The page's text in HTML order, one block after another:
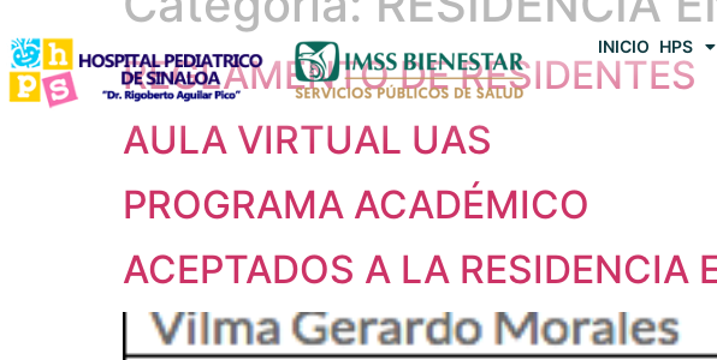
INICIO HPS
REGLAMENTO DE RESIDENTES
AULA VIRTUAL UAS
PROGRAMA ACADÉMICO
ACEPTADOS A LA RESIDENCIA